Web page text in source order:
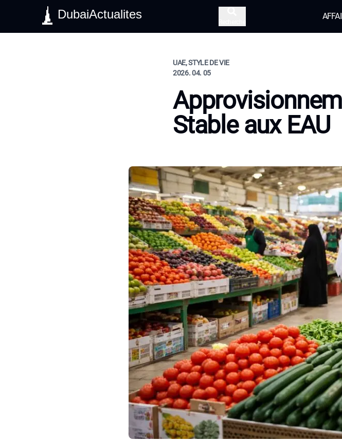
DubaiActualites
UAE, STYLE DE VIE
2026. 04. 05
Stable aux EAU